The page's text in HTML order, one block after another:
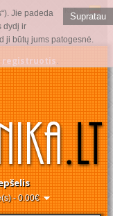
Kalba :
- 0.00€
registruotis.
Supratau
Jie padeda
dydį ir
ji būtų jums patogesnė.